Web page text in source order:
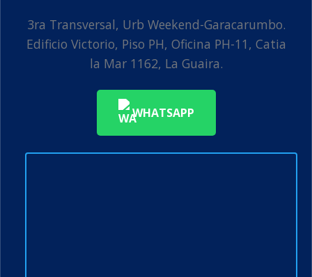
3ra Transversal, Urb Weekend-Garacarumbo.
Edificio Victorio, Piso PH, Oficina PH-11, Catia
la Mar 1162, La Guaira.
WHATSAPP